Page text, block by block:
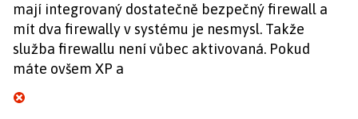
mají integrovaný dostatečně bezpečný firewall a
mít dva firewally v systému je nesmysl. Takže
služba firewallu není vůbec aktivovaná. Pokud
máte ovšem XP a